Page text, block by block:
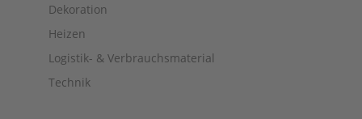
Dekoration
Heizen
Logistik- & Verbrauchsmaterial
Technik